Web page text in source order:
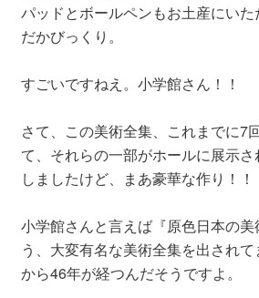
パッドとボールペンもお土産にい
だかびっくり。
すごいですねえ。小学館さん！！
さて、この美術全集、これまでに7
て、それらの一部がホールに展示
しましたけど、まあ豪華な作り！！
小学館さんと言えば『原色日本の
う、大変有名な美術全集を出され
から46年が経つんだそうですよ。